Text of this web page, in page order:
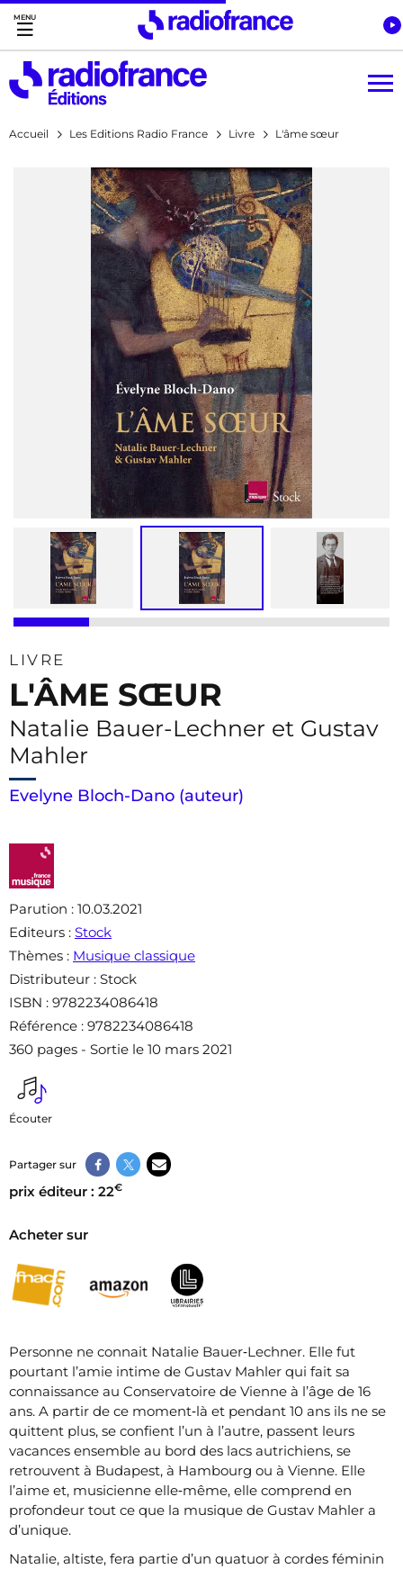
Accès direct :
Menu principal
Contenu
Accueil Les Editions Radio France Livre L'âme sœur
LIVRE
L'ÂME SŒUR
Natalie Bauer-Lechner et Gustav
Mahler
Evelyne Bloch-Dano (auteur)
Parution : 10.03.2021
Editeurs : Stock
Thèmes : Musique classique
Distributeur : Stock
ISBN : 9782234086418
Référence : 9782234086418
360 pages - Sortie le 10 mars 2021
Écouter
Partager sur
prix éditeur : 22€
Acheter sur
Personne ne connait Natalie Bauer‐Lechner. Elle fut
pourtant l’amie intime de Gustav Mahler qui fait sa
connaissance au Conservatoire de Vienne à l’âge de 16
ans. A partir de ce moment‐là et pendant 10 ans ils ne se
quittent plus, se confient l’un à l’autre, passent leurs
vacances ensemble au bord des lacs autrichiens, se
retrouvent à Budapest, à Hambourg ou à Vienne. Elle
l’aime et, musicienne elle‐même, elle comprend en
profondeur tout ce que la musique de Gustav Mahler a
d’unique.
Natalie, altiste, fera partie d’un quatuor à cordes féminin